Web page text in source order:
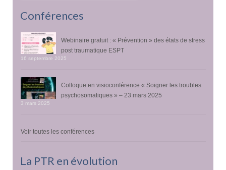
Conférences
Webinaire gratuit : « Prévention » des états de stress
post traumatique ESPT
16 septembre 2025
Colloque en visioconférence « Soigner les troubles
psychosomatiques » – 23 mars 2025
3 mars 2025
Voir toutes les conférences
La PTR en évolution